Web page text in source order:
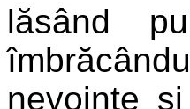
lăsând
nevoinţe